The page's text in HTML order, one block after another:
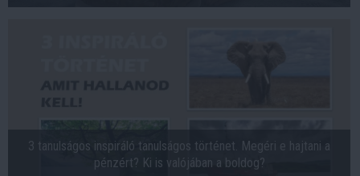
3 tanulságos inspiráló tanulságos történet. Megéri e hajtani a
pénzért? Ki is valójában a boldog?